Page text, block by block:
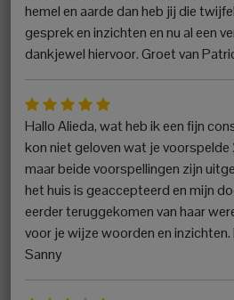
hemel en aarde dan heb jij die
gesprek en inzichten en nu al een
dankjewel hiervoor. Groet van
Hallo Alieda, wat heb ik een fijn
kon niet geloven wat je voorspelde
maar beide voorspellingen zijn
het huis is geaccepteerd en mijn
eerder teruggekomen van haar
voor je wijze woorden en inzichten.
Sanny